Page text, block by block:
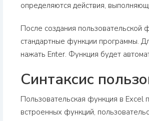
определяются действия,
После создания пользовательской
стандартные функции программы.
нажать Enter. Функция будет
Синтаксис
Пользовательская функция в Excel
встроенных функций,